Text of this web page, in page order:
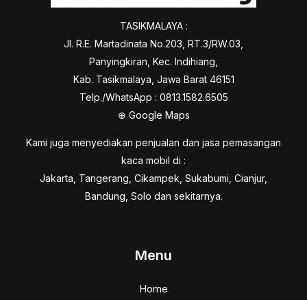
TASIKMALAYA :
Jl. R.E. Martadinata No.203, RT.3/RW.03,
Panyingkiran, Kec. Indihiang,
Kab. Tasikmalaya, Jawa Barat 46151
Telp./WhatsApp : 0813.1582.6505
⊕ Google Maps
Kami juga menyediakan penjualan dan jasa pemasangan
kaca mobil di :
Jakarta, Tangerang, Cikampek, Sukabumi, Cianjur,
Bandung, Solo dan sekitarnya.
Menu
Home